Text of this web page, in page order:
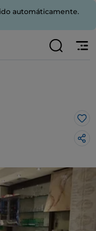
automáticamente.
Me